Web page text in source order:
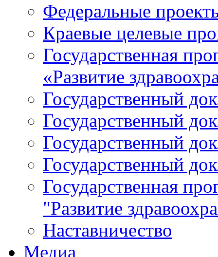
Федеральные
Краевые целевые
Государственная
«Развитие
Государственный
Государственный
Государственный
Государственный
Государственная
"Развитие
Наставничество
Медиа